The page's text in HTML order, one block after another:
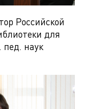
Российской
для
наук